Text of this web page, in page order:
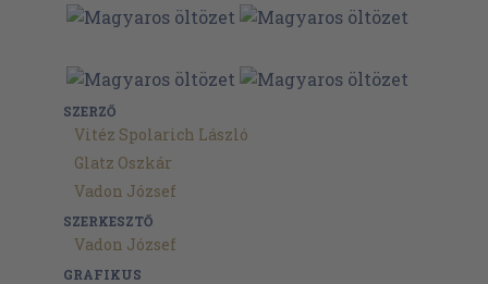
SZERZŐ
Vitéz Spolarich László
Glatz Oszkár
Vadon József
SZERKESZTŐ
Vadon József
GRAFIKUS